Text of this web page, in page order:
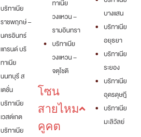
บริทาเนีย
ราชพฤกษ์ –
นครอินทร์
แกรนด์ บริ
ทาเนีย
นนทบุรี ส
เตชั่น
บริทาเนีย
เวสต์เกต
บริทาเนีย
ทาเนีย
วงแหวน –
รามอินทรา
บริทาเนีย
วงแหวน –
จตุโชติ
โซน
สายไหม
คูคต
บางแสน
บริทาเนีย
อยุธยา
บริทาเนีย
ระยอง
บริทาเนีย
อุดรดุษฎี
บริทาเนีย
มะลิวัลย์